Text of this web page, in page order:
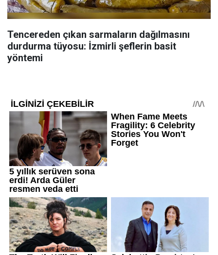
Tencereden çıkan sarmaların dağılmasını
durdurma tüyosu: İzmirli şeflerin basit
yöntemi